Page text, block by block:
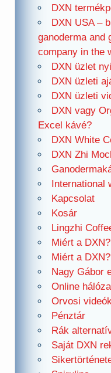
DXN
DXN USA –
ganoderma and
company in the
DXN üzlet
DXN üzleti
DXN üzleti
DXN vagy
Excel kávé?
DXN White
DXN Zhi
International
Kapcsolat
Kosár
Lingzhi
Miért a DXN?
Miért a DXN?
Nagy Gábor
Online
Orvosi
Pénztár
Rák
Saját DXN